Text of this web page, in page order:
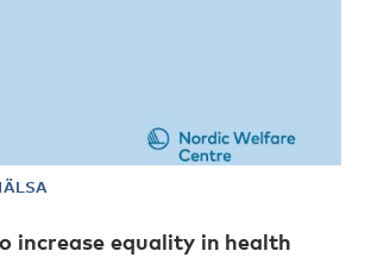
increase equality in health